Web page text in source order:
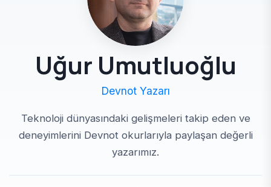
Uğur Umutluoğlu
Devnot Yazarı
Teknoloji dünyasındaki gelişmeleri takip eden ve
deneyimlerini Devnot okurlarıyla paylaşan değerli
yazarımız.